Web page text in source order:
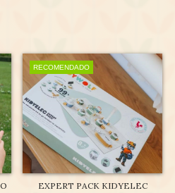
RECOMENDADO
EXPERT PACK KIDYELEC